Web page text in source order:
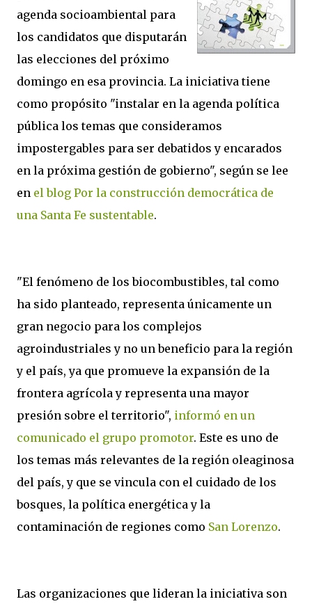
agenda socioambiental para
los candidatos que disputarán
las elecciones del próximo
domingo en esa provincia. La iniciativa tiene
como propósito "instalar en la agenda política
pública los temas que consideramos
impostergables para ser debatidos y encarados
en la próxima gestión de gobierno", según se lee
en el blog Por la construcción democrática de
una Santa Fe sustentable.
"El fenómeno de los biocombustibles, tal como
ha sido planteado, representa únicamente un
gran negocio para los complejos
agroindustriales y no un beneficio para la región
y el país, ya que promueve la expansión de la
frontera agrícola y representa una mayor
presión sobre el territorio", informó en un
comunicado el grupo promotor. Este es uno de
los temas más relevantes de la región oleaginosa
del país, y que se vincula con el cuidado de los
bosques, la política energética y la
contaminación de regiones como San Lorenzo.
Las organizaciones que lideran la iniciativa son